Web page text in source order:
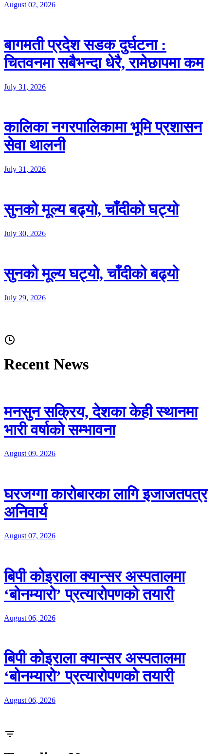
August 02, 2026
बागमती प्रदेश सडक दुर्घटना :
चितवनमा सबैभन्दा धेरै, रामेछापमा कम
July 31, 2026
कालिका नगरपालिकामा भूमि प्रशासन
सेवा थालनी
July 31, 2026
सुनको मूल्य बढ्यो, चाँदीको घट्यो
July 30, 2026
सुनको मूल्य घट्यो, चाँदीको बढ्यो
July 29, 2026
Recent News
मनसुन सक्रिय, देशका केही स्थानमा
भारी वर्षाको सम्भावना
August 09, 2026
घरजग्गा कारोबारका लागि इजाजतपत्र
अनिवार्य
August 07, 2026
बिपी कोइराला क्यान्सर अस्पतालमा
‘बोनम्यारो’ प्रत्यारोपणको तयारी
August 06, 2026
बिपी कोइराला क्यान्सर अस्पतालमा
‘बोनम्यारो’ प्रत्यारोपणको तयारी
August 06, 2026